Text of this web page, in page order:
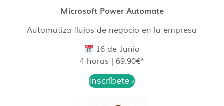
Microsoft Power Automate
Automatiza flujos de negocio en la empresa
16 de Junio
4 horas | 69.90€*
Inscríbete ›